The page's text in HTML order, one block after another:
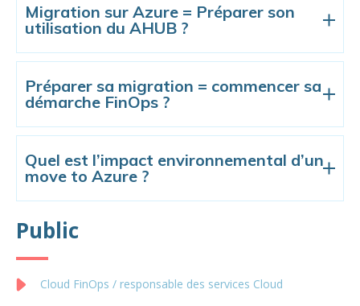
Migration sur Azure = Préparer son
utilisation du AHUB ?
Préparer sa migration = commencer sa
démarche FinOps ?
Quel est l’impact environnemental d’un
move to Azure ?
Public
Cloud FinOps / responsable des services Cloud